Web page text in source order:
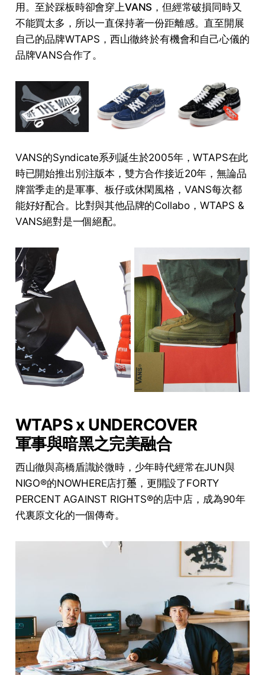
用。至於踩板時卻會穿上VANS ，但經常破損同時又
不能買太多，所以一直保持著一份距離感。直至開展
自己的品牌WTAPS，西山徹終於有機會和自己心儀的
品牌VANS合作了。
VANS的Syndicate系列誕生於2005年，WTAPS在此
時已開始推出別注版本，雙方合作接近20年，無論品
牌當季走的是軍事、板仔或休閑風格，VANS每次都
能好好配合。比對與其他品牌的Collabo，WTAPS &
VANS絕對是一個絕配。
WTAPS x UNDERCOVER
軍事與暗黑之完美融合
西山徹與高橋盾識於微時，少年時代經常在JUN與
NIGO®的NOWHERE店打𧄌，更開設了FORTY
PERCENT AGAINST RIGHTS®的店中店，成為90年
代裏原文化的一個傳奇。